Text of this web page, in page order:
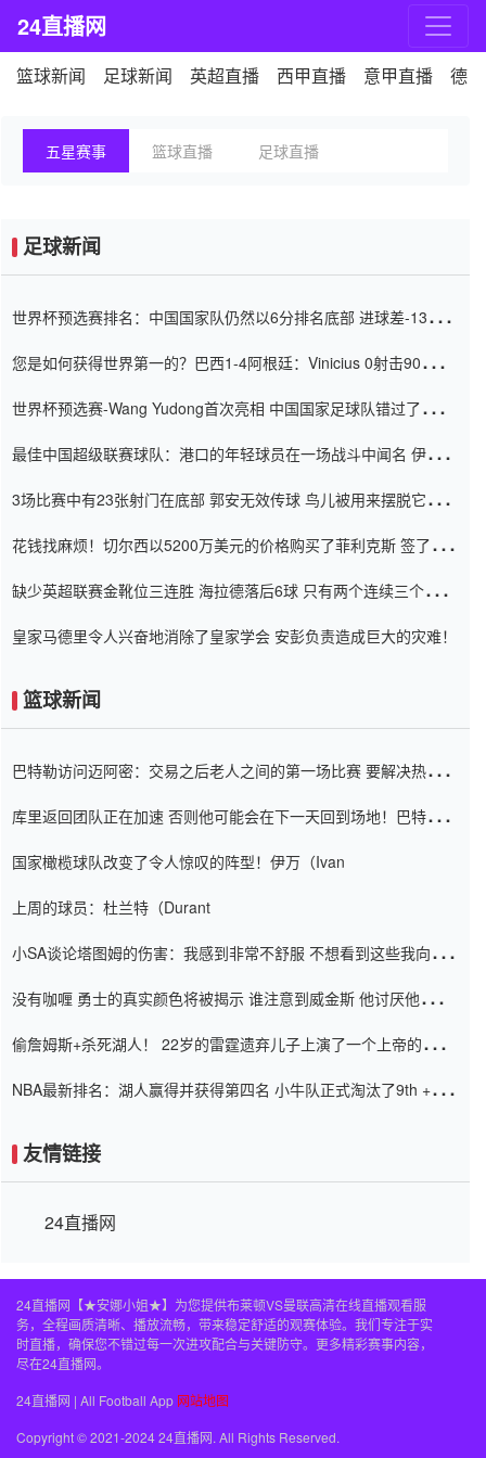
24直播网
篮球新闻 足球新闻 英超直播 西甲直播 意甲直播 德
五星赛事 篮球直播 足球直播
足球新闻
世界杯预选赛排名：中国国家队仍然以6分排名底部 进球差-13令人
您是如何获得世界第一的？巴西1-4阿根廷：Vinicius 0射击90分钟
世界杯预选赛-Wang Yudong首次亮相 中国国家足球队错过了世界
最佳中国超级联赛球队：港口的年轻球员在一场战斗中闻名 伊万放
3场比赛中有23张射门在底部 郭安无效传球 鸟儿被用来摆脱它
花钱找麻烦！切尔西以5200万美元的价格购买了菲利克斯 签了7年
缺少英超联赛金靴位三连胜 海拉德落后6球 只有两个连续三个连续
皇家马德里令人兴奋地消除了皇家学会 安彭负责造成巨大的灾难！
篮球新闻
巴特勒访问迈阿密：交易之后老人之间的第一场比赛 要解决热情的
库里返回团队正在加速 否则他可能会在下一天回到场地！巴特勒迈
国家橄榄球队改变了令人惊叹的阵型！伊万（Ivan
上周的球员：杜兰特（Durant
小SA谈论塔图姆的伤害：我感到非常不舒服 不想看到这些我向他
没有咖喱 勇士的真实颜色将被揭示 谁注意到威金斯 他讨厌他的老
偷詹姆斯+杀死湖人！ 22岁的雷霆遗弃儿子上演了一个上帝的剧
NBA最新排名：湖人赢得并获得第四名 小牛队正式淘汰了9th + 76
友情链接
24直播网
24直播网【★安娜小姐★】为您提供布莱顿VS曼联高清在线直播观看服
务，全程画质清晰、播放流畅，带来稳定舒适的观赛体验。我们专注于实
时直播，确保您不错过每一次进攻配合与关键防守。更多精彩赛事内容，
尽在24直播网。
24直播网 | All Football App 网站地图
Copyright © 2021-2024 24直播网. All Rights Reserved.